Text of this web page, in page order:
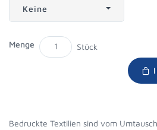
Keine
Menge Stück
Bedruckte Textilien sind vom